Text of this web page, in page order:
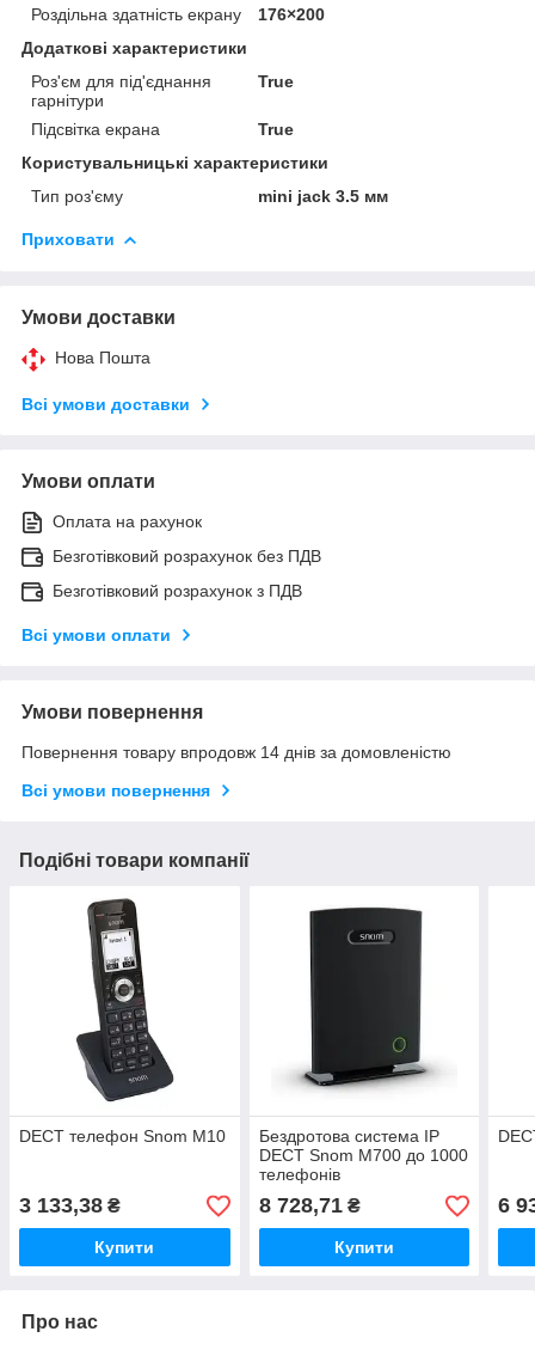
Роздільна здатність екрану
176×200
Додаткові характеристики
Роз'єм для під'єднання
гарнітури
True
Підсвітка екрана
True
Користувальницькі характеристики
Тип роз'єму
mini jack 3.5 мм
Приховати
Умови доставки
Нова Пошта
Всі умови доставки
Умови оплати
Оплата на рахунок
Безготівковий розрахунок без ПДВ
Безготівковий розрахунок з ПДВ
Всі умови оплати
Умови повернення
Повернення товару впродовж 14 днів за домовленістю
Всі умови повернення
Подібні товари компанії
DECT телефон Snom M10
3 133,38 ₴
Купити
Бездротова система IP
DECT Snom M700 до 1000
телефонів
8 728,71₴
Купити
6
Про нас